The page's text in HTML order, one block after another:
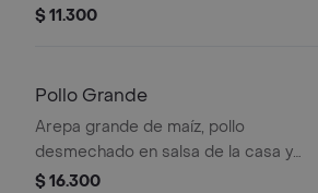
gratinado.
$ 11.300
Pollo Grande
Arepa grande de maíz, pollo
desmechado en salsa de la casa y
queso mozzarella gratinado.
$ 16.300